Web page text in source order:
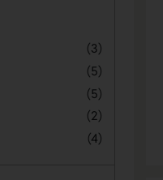
(3)
(5)
(5)
(2)
(4)